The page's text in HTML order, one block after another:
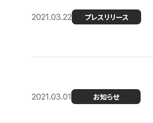
2021.03.22 プレスリリース
2021.03.01 お知らせ